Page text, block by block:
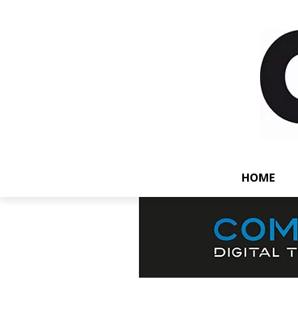
HOME